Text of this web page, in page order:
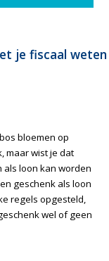
je fiscaal weten
bloemen op
maar wist je dat
als loon kan worden
geschenk als loon
regels opgesteld,
wel of geen